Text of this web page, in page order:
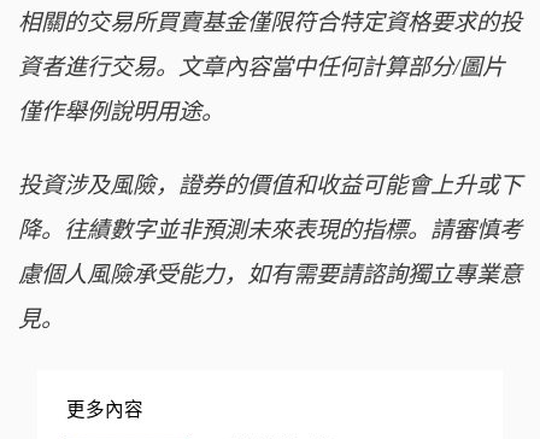
相關的交易所買賣基金僅限符合特定資格要求的投
資者進行交易。文章內容當中任何計算部分/圖片
僅作舉例說明用途。
投資涉及風險，證券的價值和收益可能會上升或下
降。往績數字並非預測未來表現的指標。請審慎考
慮個人風險承受能力，如有需要請諮詢獨立專業意
見。
更多內容